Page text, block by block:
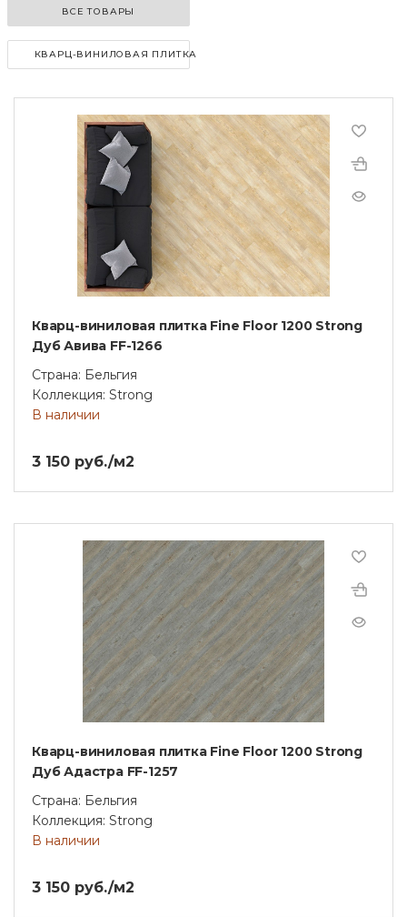
ВСЕ ТОВАРЫ
КВАРЦ-ВИНИЛОВАЯ ПЛИТКА
Кварц-виниловая плитка Fine Floor 1200 Strong
Дуб Авива FF-1266
Страна: Бельгия
Коллекция: Strong
В наличии
3 150 руб./м2
Кварц-виниловая плитка Fine Floor 1200 Strong
Дуб Адастра FF-1257
Страна: Бельгия
Коллекция: Strong
В наличии
3 150 руб./м2